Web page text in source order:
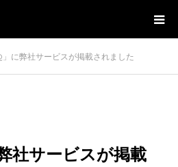
」に弊社サービスが掲載されました
社サービスが掲載